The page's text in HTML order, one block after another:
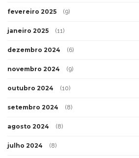
fevereiro 2025 (9)
janeiro 2025 (11)
dezembro 2024 (6)
novembro 2024 (9)
outubro 2024 (10)
setembro 2024 (8)
agosto 2024 (8)
julho 2024 (8)